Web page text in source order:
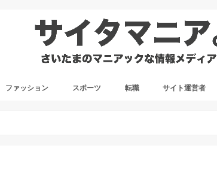
ファッション スポーツ 転職 サイト運営者